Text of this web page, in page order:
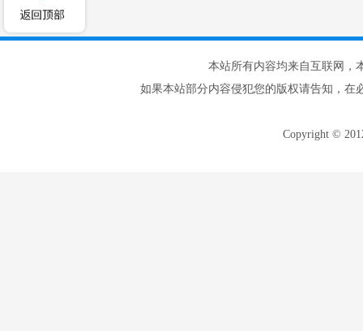
本站所有内容均来自互联网，
如果本站部分内容侵犯您的版权请告知，在
Copyright ©